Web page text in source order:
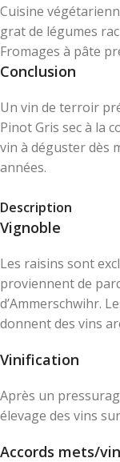
Cuisine
grat de légumes
Fromages à pâte
Conclusion
Un vin de terroir
Pinot Gris sec à la
vin à déguster dès
années.
Description
Vignoble
Les raisins sont
proviennent de
d’Ammerschwihr.
donnent des vins
Vinification
Après un
élevage des vins
Accords mets/